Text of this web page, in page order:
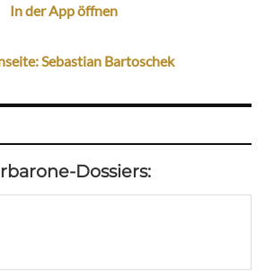
In der App öffnen
Sebastian Bartoschek
Dossiers: